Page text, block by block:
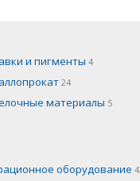
и пигменты 4
24
материалы 5
оборудование